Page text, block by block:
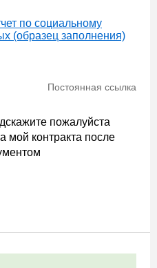
по социальному
(образец заполнения)
Постоянная ссылка
пожалуйста
мой контракта после